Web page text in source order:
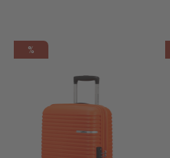
American Tourister Trolley Liftoff
%